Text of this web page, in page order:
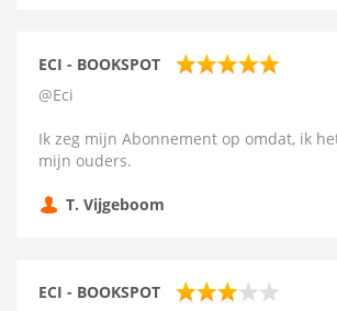
ECI - BOOKSPOT
@Eci
Ik zeg mijn Abonnement op omdat, ik
mijn ouders.
T. Vijgeboom
ECI - BOOKSPOT